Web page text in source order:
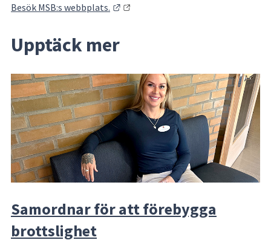
Besök MSB:s webbplats.
Länk till annan webbplats.
Upptäck mer
Samordnar för att förebygga
brottslighet